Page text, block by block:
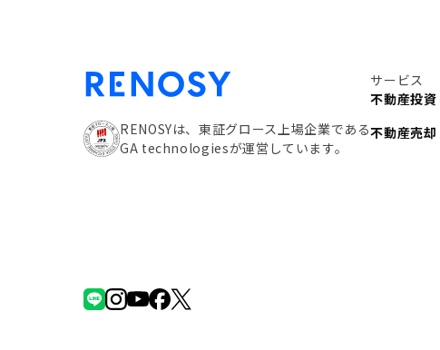
RENOSYは、東証グロース上場企業である
GA technologiesが運営しています。
サービス
不動産投資
不動産売却